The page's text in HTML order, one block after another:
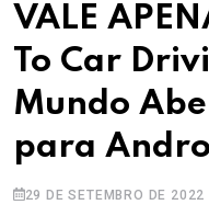
VALE
To Car
Mundo
para
29 DE SETEMBRO DE 2022